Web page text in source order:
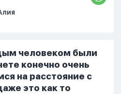
любви" он никогда
С 7 утра до 8
засыпаю одна.
что так
делает...
человеком были
конечно очень
на расстояние с
это как то